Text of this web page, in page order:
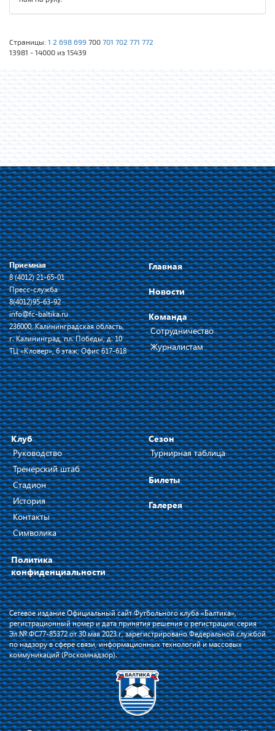
Страницы: 1 2 698 699 700 701 702 771 772
13981 - 14000 из 15439
Приемная
8 (4012) 21-65-01
Пресс-служба
8(4012)95-63-92
info@fc-baltika.ru
236000, Калининградская область,
г. Калининград, пл. Победы, д. 10
ТЦ «Кловер», 6 этаж, Офис 617-618
Главная
Новости
Команда
Сотрудничество
Журналистам
Клуб
Руководство
Тренерский штаб
Стадион
История
Контакты
Символика
Политика
конфиденциальности
Сезон
Турнирная таблица
Билеты
Галерея
Сетевое издание Официальный сайт Футбольного клуба «Балтика»,
регистрационный номер и дата принятия решения о регистрации: серия
Эл № ФС77-85372 от 30 мая 2023 г, зарегистрировано Федеральной службой
по надзору в сфере связи, информационных технологий и массовых
коммуникаций (Роскомнадзор).